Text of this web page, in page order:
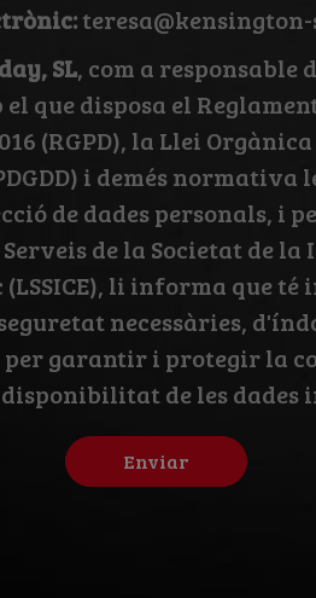
SL, com a responsable
que disposa el Reglament
(RGPD), la Llei Orgànica
i demés normativa
de dades personals, i
de la Societat de
li informa que té
necessàries,
garantir i protegir la
de les dades
Enviar